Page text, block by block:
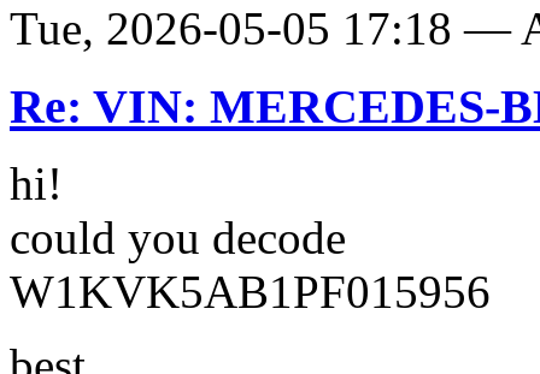
Tue, 2026-05-05 17:18 —
Re: VIN: MERCEDES-
hi!
could you decode
W1KVK5AB1PF015956